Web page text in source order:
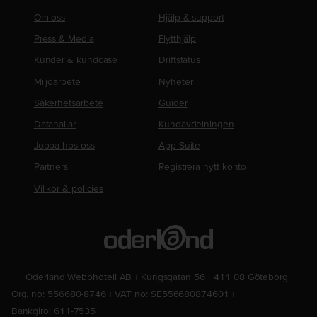
Om oss
Press & Media
Kunder & kundcase
Miljöarbete
Säkerhetsarbete
Datahallar
Jobba hos oss
Partners
Villkor & policies
Hjälp & support
Flytthjälp
Driftstatus
Nyheter
Guider
Kundavdelningen
App Suite
Registrera nytt konto
Oderland Webbhotell AB Kungsgatan 56
411 08 Göteborg
Org. no: 556680-8746
VAT no: SE556680874601
Bankgiro: 611-7535